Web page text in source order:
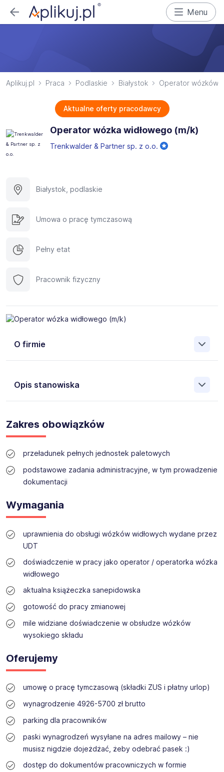
Menu
Aplikuj.pl Praca Podlaskie Białystok Operator wózków
Aktualne oferty pracodawcy
Operator wózka widłowego (m/k)
Trenkwalder & Partner sp. z o.o.
Białystok, podlaskie
Umowa o pracę tymczasową
Pełny etat
Pracownik fizyczny
O firmie
rekrutacjach, pracy tymczasowej, delegowaniu
pracowników, outsourcingu oraz doradztwie HR. Od
kandydatów w rozwoju kariery zawodowej, a firmom
pomagamy budować efektywne zespoły.
HR Tech oraz rozwiązania outsourcingowe, aby
rynku pracy.
Działając poprzez sieć 200 oddziałów w Europie i
lokalnych rynków pracy z międzynarodowym
Rekrutujemy pracowników na wszystkie poziomy
stanowisk: podstawowe, techniczne, inżynierskie,
specjalistyczne i menedżerskie dla firm w Polsce,
Niemczech i innych krajach Europy. Niezależnie od tego,
czy szukasz pierwszej pracy, kolejnego kroku w karierze,
nasze wsparcie.
Wierzymy, że sukces organizacji zaczyna się od ludzi,
wsparcie i rozwój potencjału każdego kandydata.
Opis stanowiska
stanowisko Operator wózka widłowego (m/k).
Zakres obowiązków
przeładunek pełnych jednostek paletowych
podstawowe zadania administracyjne, w tym prowadzenie
dokumentacji
Wymagania
uprawnienia do obsługi wózków widłowych wydane przez
UDT
doświadczenie w pracy jako operator / operatorka wózka
widłowego
aktualna książeczka sanepidowska
gotowość do pracy zmianowej
mile widziane doświadczenie w obsłudze wózków
wysokiego składu
Oferujemy
umowę o pracę tymczasową (składki ZUS i płatny urlop)
wynagrodzenie 4926-5700 zł brutto
parking dla pracowników
paski wynagrodzeń wysyłane na adres mailowy – nie
musisz nigdzie dojeżdżać, żeby odebrać pasek :)
dostęp do dokumentów pracowniczych w formie